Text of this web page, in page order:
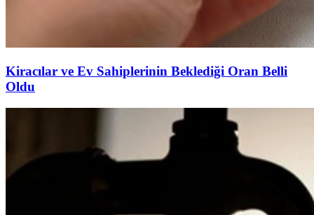
Kiracılar ve Ev Sahiplerinin Beklediği Oran Belli
Oldu